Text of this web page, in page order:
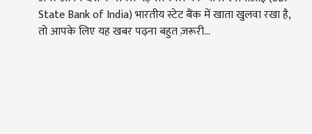
State Bank of India) भारतीय स्टेट बैंक में खाता खुलवा रखा है,
तो आपके लिए यह खबर पढ़ना बहुत ज़रूरी…